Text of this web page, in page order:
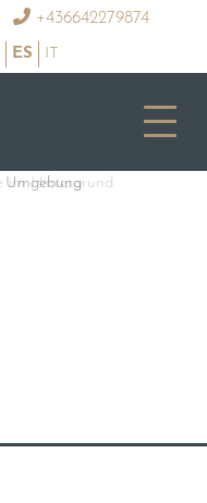
+436642279874
ES IT